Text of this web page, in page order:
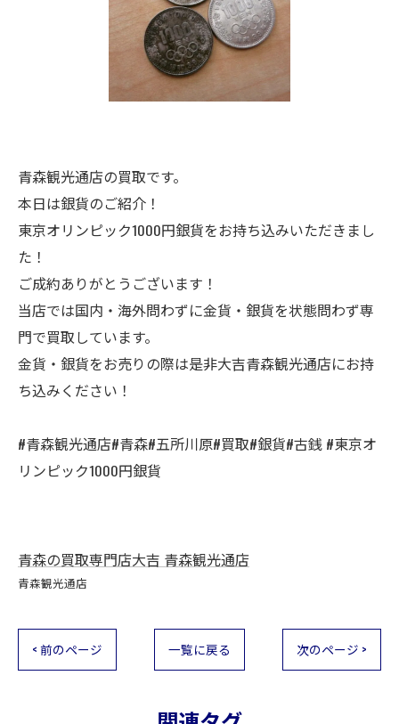
青森観光通店の買取です。
本日は銀貨のご紹介！
東京オリンピック1000円銀貨をお持ち込みいただきまし
た！
ご成約ありがとうございます！
当店では国内・海外問わずに金貨・銀貨を状態問わず専
門で買取しています。
金貨・銀貨をお売りの際は是非大吉青森観光通店にお持
ち込みください！
#青森観光通店#青森#五所川原#買取#銀貨#古銭 #東京オ
リンピック1000円銀貨
青森の買取専門店大吉 青森観光通店
青森観光通店
< 前のページ 一覧に戻る 次のページ >